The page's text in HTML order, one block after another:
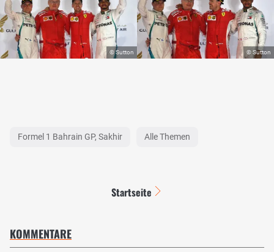
Formel 1 Bahrain GP, Sakhir Alle Themen
Startseite
KOMMENTARE